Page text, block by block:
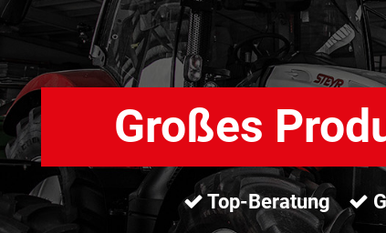
Großes
Top-Beratung